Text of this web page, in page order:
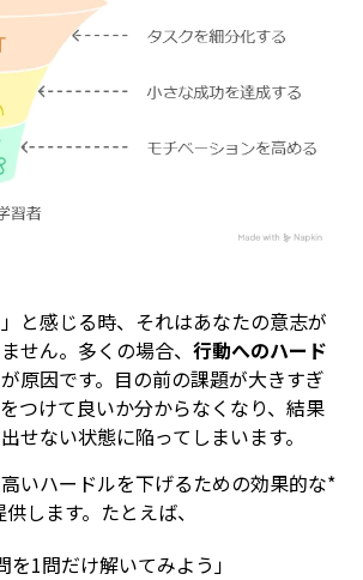
」と感じる時、それはあなたの意志が
せん。多くの場合、 行動へのハード
原因です。目の前の課題が大きすぎ
つけて良いか分からなくなり、結果
せない状態に陥ってしまいます。
いハードルを下げるための効果的な*
します。たとえば、
を1問だけ解いてみよう」